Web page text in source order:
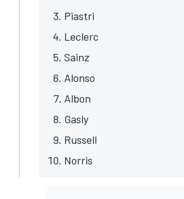
Piastri
Leclerc
Sainz
Alonso
Albon
Gasly
Russell
Norris